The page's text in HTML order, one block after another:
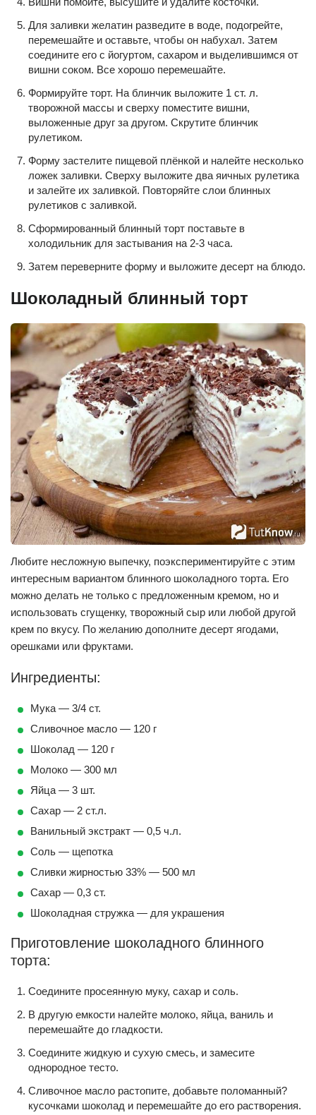
Для заливки желатин разведите в воде, подогрейте,
перемешайте и оставьте, чтобы он набухал. Затем
соедините его с йогуртом, сахаром и выделившимся от
вишни соком. Все хорошо перемешайте.
Формируйте торт. На блинчик выложите 1 ст. л.
творожной массы и сверху поместите вишни,
выложенные друг за другом. Скрутите блинчик
рулетиком.
Форму застелите пищевой плёнкой и налейте несколько
ложек заливки. Сверху выложите два яичных рулетика
и залейте их заливкой. Повторяйте слои блинных
рулетиков с заливкой.
Сформированный блинный торт поставьте в
холодильник для застывания на 2-3 часа.
Затем переверните форму и выложите десерт на блюдо.
Шоколадный блинный торт
Любите несложную выпечку, поэкспериментируйте с этим
интересным вариантом блинного шоколадного торта. Его
можно делать не только с предложенным кремом, но и
использовать сгущенку, творожный сыр или любой другой
крем по вкусу. По желанию дополните десерт ягодами,
орешками или фруктами.
Ингредиенты:
Мука — 3/4 ст.
Сливочное масло — 120 г
Шоколад — 120 г
Молоко — 300 мл
Яйца — 3 шт.
Сахар — 2 ст.л.
Ванильный экстракт — 0,5 ч.л.
Соль — щепотка
Сливки жирностью 33% — 500 мл
Сахар — 0,3 ст.
Шоколадная стружка — для украшения
Приготовление шоколадного блинного
торта:
Соедините просеянную муку, сахар и соль.
В другую емкости налейте молоко, яйца, ваниль и
перемешайте до гладкости.
Соедините жидкую и сухую смесь, и замесите
однородное тесто.
Сливочное масло растопите, добавьте поломанный?
кусочками шоколад и перемешайте до его растворения.